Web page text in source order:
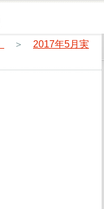
＞ 2017年5月実